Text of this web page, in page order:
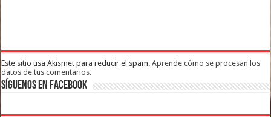
Este sitio usa Akismet para reducir el spam.Aprende cómo se procesan los
datos de tus comentarios.
Síguenos en Facebook